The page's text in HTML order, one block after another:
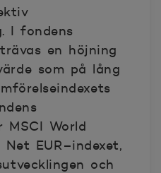
I fondens
en höjning
som på lång
MSCI World
EUR–indexet,
och